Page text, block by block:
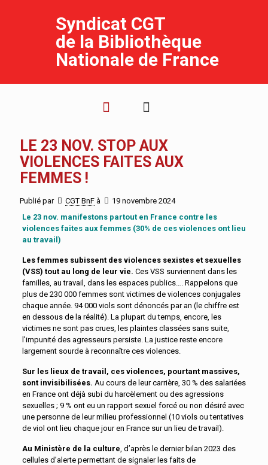
Syndicat CGT
de la Bibliothèque
Nationale de France
LE 23 NOV. STOP AUX
VIOLENCES FAITES AUX
FEMMES !
Publié par CGT BnF à
19 novembre 2024
Le 23 nov. manifestons partout en France contre les
violences faites aux femmes (30% de ces violences ont lieu
au travail)
Les femmes subissent des violences sexistes et sexuelles
(VSS) tout au long de leur vie. Ces VSS surviennent dans les
familles, au travail, dans les espaces publics…. Rappelons que
plus de 230 000 femmes sont victimes de violences conjugales
chaque année. 94 000 viols sont dénoncés par an (le chiffre est
en dessous de la réalité). La plupart du temps, encore, les
victimes ne sont pas crues, les plaintes classées sans suite,
l’impunité des agresseurs persiste. La justice reste encore
largement sourde à reconnaître ces violences.
Sur les lieux de travail, ces violences, pourtant massives,
sont invisibilisées. Au cours de leur carrière, 30 % des salariées
en France ont déjà subi du harcèlement ou des agressions
sexuelles ; 9 % ont eu un rapport sexuel forcé ou non désiré avec
une personne de leur milieu professionnel (10 viols ou tentatives
de viol ont lieu chaque jour en France sur un lieu de travail).
Au Ministère de la culture, d’après le dernier bilan 2023 des
cellules d’alerte permettant de signaler les faits de